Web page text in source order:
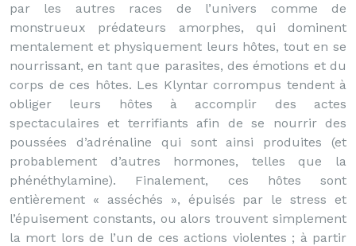
par les autres races de l’univers comme de
monstrueux prédateurs amorphes, qui dominent
mentalement et physiquement leurs hôtes, tout en se
nourrissant, en tant que parasites, des émotions et du
corps de ces hôtes. Les Klyntar corrompus tendent à
obliger leurs hôtes à accomplir des actes
spectaculaires et terrifiants afin de se nourrir des
poussées d’adrénaline qui sont ainsi produites (et
probablement d’autres hormones, telles que la
phénéthylamine). Finalement, ces hôtes sont
entièrement « asséchés », épuisés par le stress et
l’épuisement constants, ou alors trouvent simplement
la mort lors de l’un de ces actions violentes ; à partir